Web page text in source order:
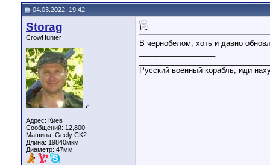
04.03.2022, 19:42
Storag
CrowHunter
♂
Адрес: Киев
Сообщений: 12,800
Машина: Geely CK2
Длина: 19840мкм
Диаметр: 47мм
В чернобелом, хоть и давно
Русский военный корабль, иди